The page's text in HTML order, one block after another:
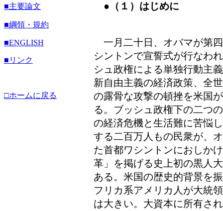
■主要論文
■綱領・規約
■ENGLISH
■リンク
□ホームに戻る
●（１）はじめに
一月二十日、オバマが第
シントンで宣誓式が行なわ
シュ政権による単独行動主
新自由主義の経済政策、全
の露骨な攻撃の頓挫を米国
る。ブッシュ政権下の二つ
の経済危機と生活難に苦悩
する二百万人もの民衆が、
た首都ワシントンにおしか
革」を掲げる史上初の黒人
ある。米国の歴史的背景を
フリカ系アメリカ人が大統
は大きい。大資本に所有さ